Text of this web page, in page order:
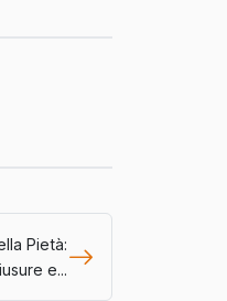
Pietà:
e...